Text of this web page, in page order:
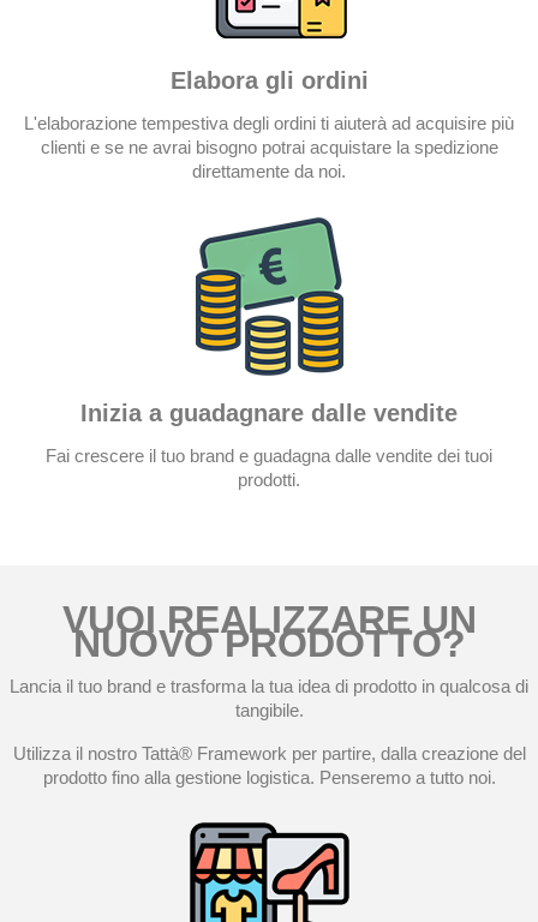
Elabora gli ordini
L'elaborazione tempestiva degli ordini ti aiuterà ad acquisire più
clienti e se ne avrai bisogno potrai acquistare la spedizione
direttamente da noi.
Inizia a guadagnare dalle vendite
Fai crescere il tuo brand e guadagna dalle vendite dei tuoi
prodotti.
VUOI REALIZZARE UN
NUOVO PRODOTTO?
Lancia il tuo brand e trasforma la tua idea di prodotto in qualcosa di
tangibile.
Utilizza il nostro Tattà® Framework per partire, dalla creazione del
prodotto fino alla gestione logistica. Penseremo a tutto noi.